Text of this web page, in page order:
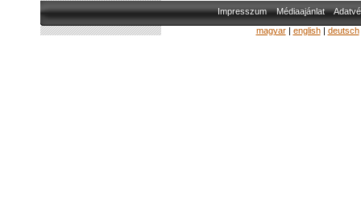
Impresszum Médiaajánlat
magyar| english| deutsch